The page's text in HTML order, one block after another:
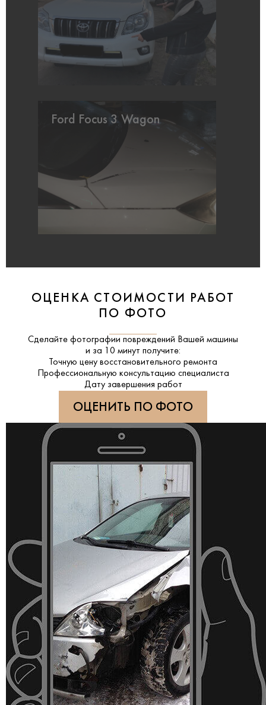
Ford Focus 3 Wagon
ОЦЕНКА СТОИМОСТИ РАБОТ
ПО ФОТО
Сделайте фотографии повреждений Вашей машины
и за
10 минут получите:
Точную цену восстановительного ремонта
Профессиональную консультацию специалиста
Дату завершения работ
ОЦЕНИТЬ ПО ФОТО